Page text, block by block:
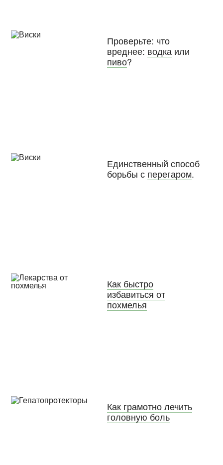
Проверьте: что
вреднее: водка или
пиво?
Единственный способ
борьбы с перегаром.
Как быстро
избавиться от
похмелья
Как грамотно лечить
головную боль